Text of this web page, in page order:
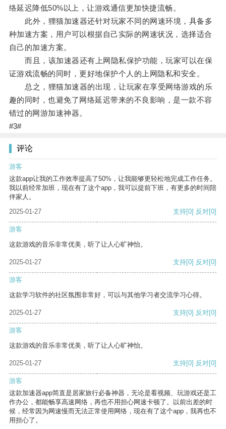
络延迟降低50%以上，让游戏通信更加快捷流畅。
此外，狸猫加速器还针对玩家不同的网速环境，具备多
种加速方案，用户可以根据自己实际的网速状况，选择适合
自己的加速方案。
而且，该加速器还有上网隐私保护功能，玩家可以在保
证游戏流畅的同时，更好地保护个人的上网隐私和安全。
总之，狸猫加速器的出现，让玩家在享受网络游戏的乐
趣的同时，也避免了网络延迟带来的不良影响，是一款不容
错过的网游加速神器。
#3#
评论
游客
这款app让我的工作效率提高了50%，让我能够更轻松地完成工作任务。
我以前经常加班，现在有了这个app，我可以提前下班，有更多的时间陪
伴家人。
2025-01-27
支持[0] 反对[0]
游客
这款游戏的音乐非常优美，听了让人心旷神怡。
2025-01-27 支持[0] 反对[0]
游客
这款学习软件的社区氛围非常好，可以与其他学习者交流学习心得。
2025-01-27 支持[0] 反对[0]
游客
这款游戏的音乐非常优美，听了让人心旷神怡。
2025-01-27 支持[0] 反对[0]
游客
这款加速器app简直是居家旅行必备神器，无论是看视频、玩游戏还是工
作办公，都能畅享高速网络，再也不用担心网速卡顿了。以前出差的时
候，经常因为网速慢而无法正常使用网络，现在有了这个app，我再也不
用担心了。